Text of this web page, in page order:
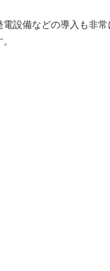
設備などの導入も非